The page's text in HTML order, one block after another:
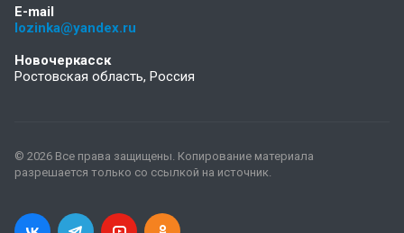
E-mail
lozinka@yandex.ru
Новочеркасск
Ростовская область, Россия
© 2026 Все права защищены. Копирование материала
разрешается только со ссылкой на источник.